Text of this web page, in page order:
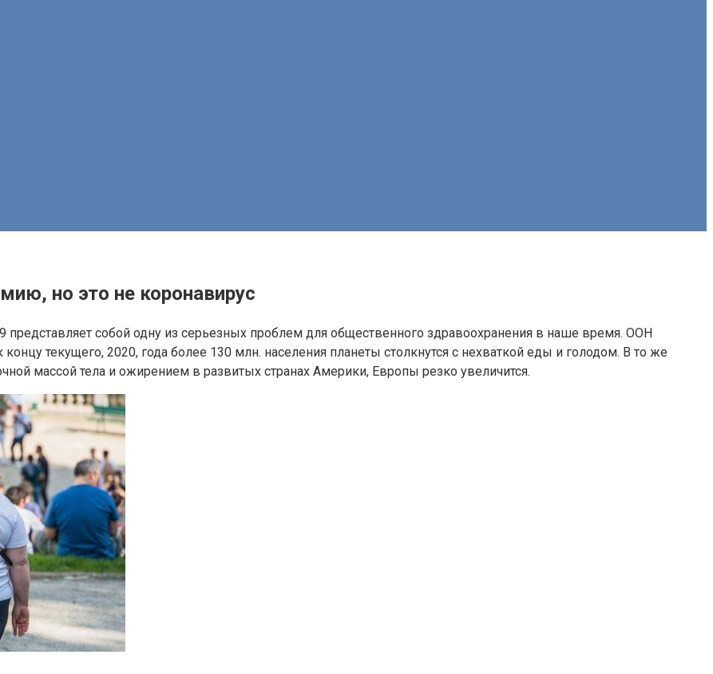
но это не коронавирус
представляет собой одну из серьезных проблем для общественного здравоохранения в наше время. ООН
текущего, 2020, года более 130 млн. населения планеты столкнутся с нехваткой еды и голодом. В то же
массой тела и ожирением в развитых странах Америки, Европы резко увеличится.